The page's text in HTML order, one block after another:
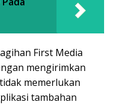
First Media
mengirimkan
memerlukan
tambahan